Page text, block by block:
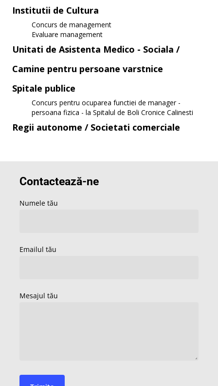
Institutii de Cultura
Concurs de management
Evaluare management
Unitati de Asistenta Medico - Sociala /
Camine pentru persoane varstnice
Spitale publice
Concurs pentru ocuparea functiei de manager -
persoana fizica - la Spitalul de Boli Cronice Calinesti
Regii autonome / Societati comerciale